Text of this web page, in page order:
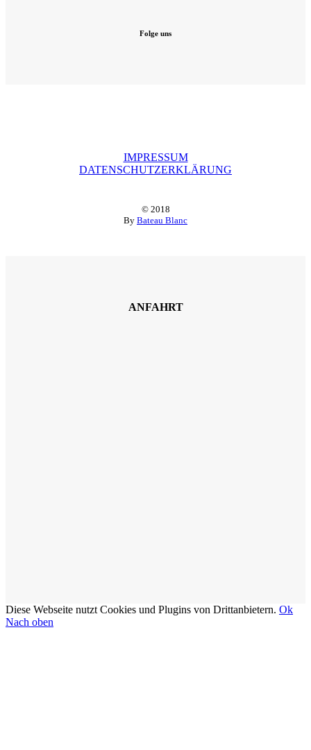
Folge uns
IMPRESSUM
DATENSCHUTZERKLÄRUNG
© 2018
By Bateau Blanc
ANFAHRT
Diese Webseite nutzt Cookies und Plugins von Drittanbietern. Ok
Nach oben